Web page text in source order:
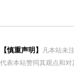
【慎重声明】
凡本站未
代表本站赞同其观点和